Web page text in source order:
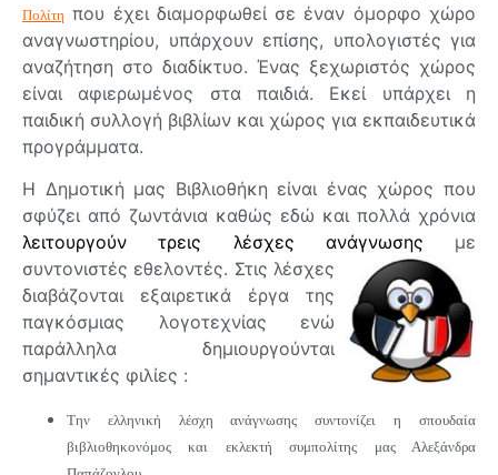
Πολίτη που έχει διαμορφωθεί σε έναν όμορφο χώρο
αναγνωστηρίου, υπάρχουν επίσης, υπολογιστές για
αναζήτηση στο διαδίκτυο. Ένας ξεχωριστός χώρος
είναι αφιερωμένος στα παιδιά. Εκεί υπάρχει η
παιδική συλλογή βιβλίων και χώρος για εκπαιδευτικά
προγράμματα.
Η Δημοτική μας Βιβλιοθήκη είναι ένας χώρος που
σφύζει από ζωντάνια καθώς εδώ και πολλά χρόνια
λειτουργούν τρεις λέσχες ανάγνωσης με
συντονιστές εθελοντές. Στις λέσχες
διαβάζονται εξαιρετικά έργα της
παγκόσμιας λογοτεχνίας ενώ
παράλληλα δημιουργούνται
σημαντικές φιλίες :
Την ελληνική λέσχη ανάγνωσης συντονίζει η σπουδαία
βιβλιοθηκονόμος και εκλεκτή συμπολίτης μας Αλεξάνδρα